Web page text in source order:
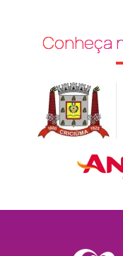
Primeira Linha
Quarta Linha
Conheça